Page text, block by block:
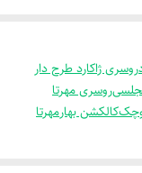
روسری ژاکارد طرح دار
روسری مهرتا
کالکشن بهارمهرتا